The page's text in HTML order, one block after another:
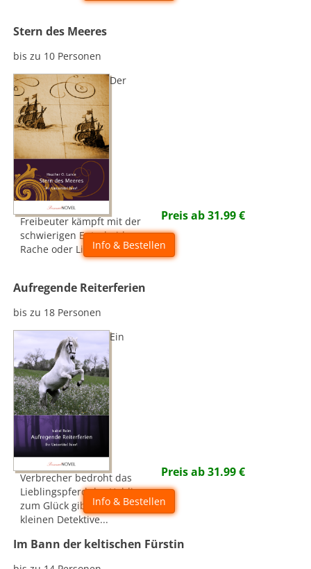
Stern des Meeres
bis zu 10 Personen
Der
Freibeuter kämpft mit der
schwierigen Entscheidung:
Rache oder Liebe...
Preis ab31.99€
Info & Bestellen
Aufregende Reiterferien
bis zu 18 Personen
Ein
Verbrecher bedroht das
Lieblingspferd der Heldin -
zum Glück gibt es die
kleinen Detektive...
Preis ab31.99€
Info & Bestellen
Im Bann der keltischen Fürstin